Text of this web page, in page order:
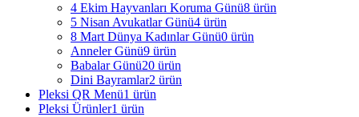
4 Ekim Hayvanları Koruma Günü8 ürün
5 Nisan Avukatlar Günü4 ürün
8 Mart Dünya Kadınlar Günü0 ürün
Anneler Günü9 ürün
Babalar Günü20 ürün
Dini Bayramlar2 ürün
Pleksi QR Menü1 ürün
Pleksi Ürünler1 ürün